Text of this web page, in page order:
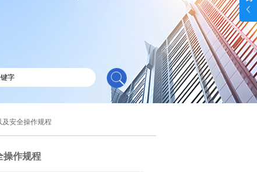
安全操作规程
操作规程